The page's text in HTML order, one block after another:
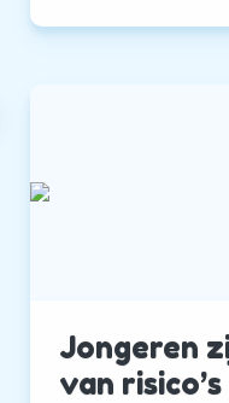
Jongeren
van